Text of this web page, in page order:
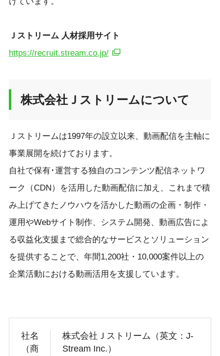
Ｊストリーム 人材採用サイト
https://recruit.stream.co.jp/
株式会社Ｊストリームについて
Ｊストリームは1997年の設立以来、動画配信を主軸に
事業展開を続けております。
自社で保有･運営する独自のコンテンツ配信ネットワ
ーク（CDN）を活用した動画配信に加え、これまで積
み上げてきたノウハウを活かした動画の企画・制作・
運用やWebサイト制作、システム開発、動画広告によ
る収益化支援まで総合的なサービスとソリューション
を提供することで、年間1,200社・10,000案件以上の
企業活動における動画活用を支援しています。
社名
（商
株式会社Ｊストリーム（英文：J-
Stream Inc.）